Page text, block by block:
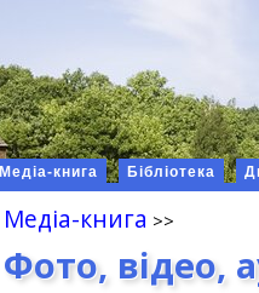
Медіа-книга Бібліотека
Медіа-книга
Фото, відео,